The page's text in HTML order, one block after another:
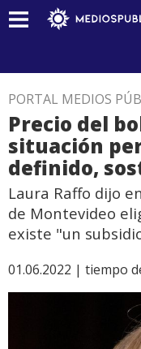
PORTAL MEDIOS
Precio del
situación
definido,
Laura Raffo dijo
de Montevideo
existe "un
01.06.2022 | tiempo